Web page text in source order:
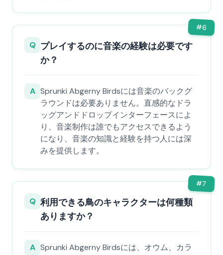
#6
Q プレイするのに音楽の経験は必要です
か？
A Sprunki Abgerny Birdsには音楽のバックグ
ラウンドは必要ありません。直感的なドラ
ッグアンドドロップインターフェースによ
り、音楽制作は誰でもアクセスできるよう
になり、音楽の知識と経験を持つ人には深
みを提供します。
#7
Q 利用できる鳥のキャラクターは何種類
ありますか？
A Sprunki Abgerny Birdsには、オウム、カラ